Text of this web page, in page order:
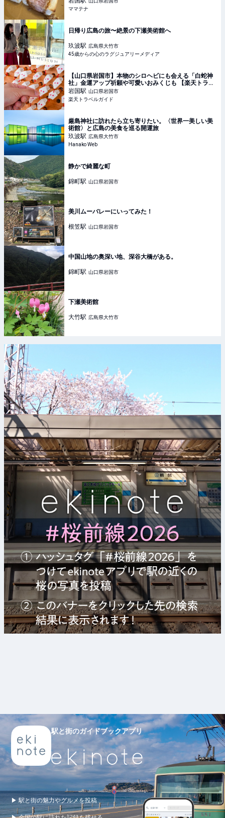
ママテナ
日帰り広島の旅〜絶景の下瀬美術館へ
玖波駅 広島県大竹市
45歳からの心のラグジュアリーメディア
【山口県岩国市】本物のシロヘビにも会える「白蛇神
社」金運アップ祈願や可愛いおみくじも 【楽天トラベ
ル】
岩国駅 山口県岩国市
楽天トラベルガイド
厳島神社に訪れたら立ち寄りたい。〈世界一美しい美
術館〉と広島の美食を巡る開運旅
玖波駅 広島県大竹市
Hanako Web
静かで綺麗な町
錦町駅 山口県岩国市
美川ムーバレーにいってみた！
根笠駅 山口県岩国市
中国山地の奥深い地、深谷大橋がある。
錦町駅 山口県岩国市
下瀬美術館
大竹駅 広島県大竹市
駅と街のガイドブックアプリ
▶ 駅と街の魅力やグルメを投稿